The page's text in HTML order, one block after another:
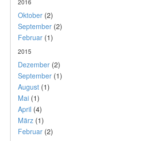
2016
Oktober (2)
September (2)
Februar (1)
2015
Dezember (2)
September (1)
August (1)
Mai (1)
April (4)
März (1)
Februar (2)